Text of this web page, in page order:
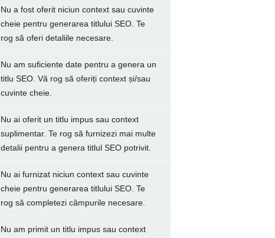
Nu a fost oferit niciun context sau cuvinte
cheie pentru generarea titlului SEO. Te
rog să oferi detaliile necesare.
Nu am suficiente date pentru a genera un
titlu SEO. Vă rog să oferiți context și/sau
cuvinte cheie.
Nu ai oferit un titlu impus sau context
suplimentar. Te rog să furnizezi mai multe
detalii pentru a genera titlul SEO potrivit.
Nu ai furnizat niciun context sau cuvinte
cheie pentru generarea titlului SEO. Te
rog să completezi câmpurile necesare.
Nu am primit un titlu impus sau context